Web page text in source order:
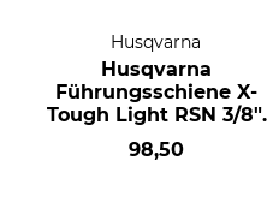
Husqvarna
Husqvarna
Führungsschiene X-
Tough Light RSN 3/8",
1,5 mm, 50 cm
98,50